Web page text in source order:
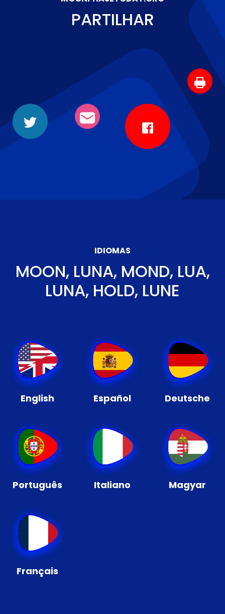
PARTILHAR
IDIOMAS
MOON, LUNA, MOND, LUA,
LUNA, HOLD, LUNE
English Español Deutsche
Português Italiano Magyar
Français